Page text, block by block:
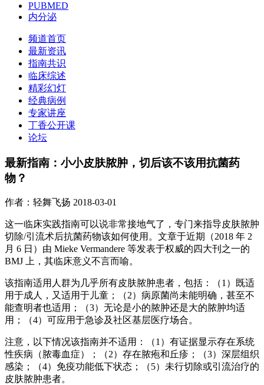
PUBMED
内分泌
频道首页
最新资讯
指南共识
临床综述
精彩幻灯
经典病例
专家讲座
丁香公开课
论坛
最新指南：小小皮肤脓肿，切后该不该用抗菌药
物？
作者：轻舞飞扬 2018-03-01
这一临床实践指南可以说非常接地气了，专门来指导皮肤脓肿
切除/引流术后抗菌药物该如何使用。文章于近期（2018 年 2
月 6 日）由 Mieke Vermandere 等发表于权威的四大刊之一的
BMJ 上，其临床意义不言而喻。
该指南适用人群为几乎所有皮肤脓肿患者，包括：（1）既适
用于成人，又适用于儿童；（2）病原菌尚未能明确，甚至不
能查明者也适用；（3）无论是小的脓肿还是大的脓肿均适
用；（4）可应用于急诊及社区基层医疗场合。
注意，以下情况该指南并不适用：（1）有证据显示存在系统
性疾病（脓毒血症）；（2）存在脓疱和丘疹；（3）深层组织
感染；（4）免疫功能低下状态；（5）未行切除或引流治疗的
皮肤脓肿患者。